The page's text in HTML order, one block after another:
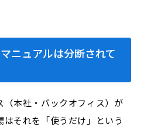
ニュアルは分断されて
本社・バックオフィス）が
それを「使うだけ」という